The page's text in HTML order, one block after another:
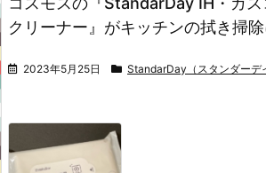
クリーナー』がキッチンの拭き掃除
2023年5月25日 StandarDay（スタンダーデ